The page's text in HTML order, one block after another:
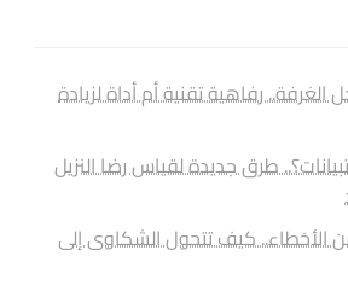
رفاهية تقنية أم أداة لزيادة
طرق جديدة لقياس رضا النزيل
الأخطاء.. كيف تتحول الشكاوى إلى